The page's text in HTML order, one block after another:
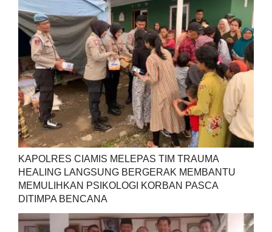
KAPOLRES CIAMIS MELEPAS TIM TRAUMA
HEALING LANGSUNG BERGERAK MEMBANTU
MEMULIHKAN PSIKOLOGI KORBAN PASCA
DITIMPA BENCANA